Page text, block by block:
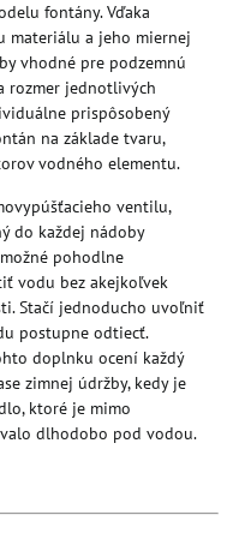
fontány. Vďaka
materiálu a jeho miernej
vhodné pre podzemnú
rozmer jednotlivých
prispôsobený
na základe tvaru,
vodného elementu.
ventilu,
do každej nádoby
pohodlne
vodu bez akejkoľvek
Stačí jednoducho uvoľniť
postupne odtiecť.
doplnku ocení každý
zimnej údržby, kedy je
ktoré je mimo
dlhodobo pod vodou.